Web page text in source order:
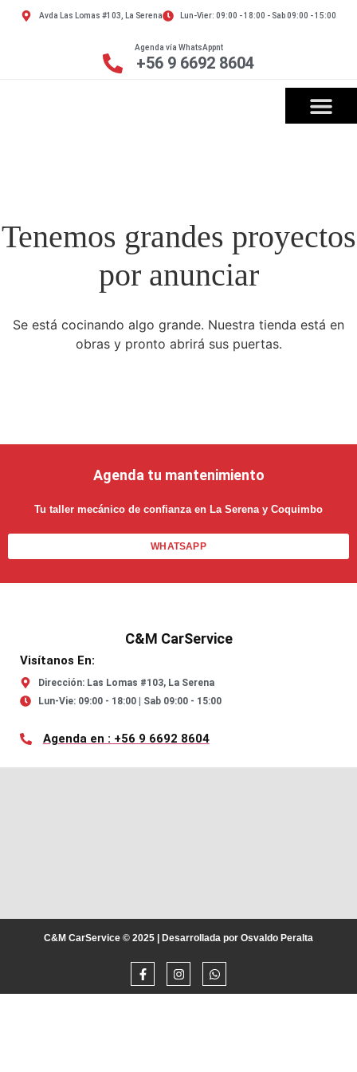
Avda Las Lomas #103, La Serena Lun-Vier: 09:00 - 18:00 - Sab 09:00 - 15:00
Agenda vía WhatsAppnt
+56 9 6692 8604
Tenemos grandes proyectos
por anunciar
Se está cocinando algo grande. Nuestra tienda está en
obras y pronto abrirá sus puertas.
Agenda tu mantenimiento
Tu taller mecánico de confianza en La Serena y Coquimbo
WHATSAPP
C&M CarService
Visítanos En:
Dirección: Las Lomas #103, La Serena
Lun-Vie: 09:00 - 18:00 | Sab 09:00 - 15:00
Agenda en : +56 9 6692 8604
C&M CarService © 2025 | Desarrollada por Osvaldo Peralta